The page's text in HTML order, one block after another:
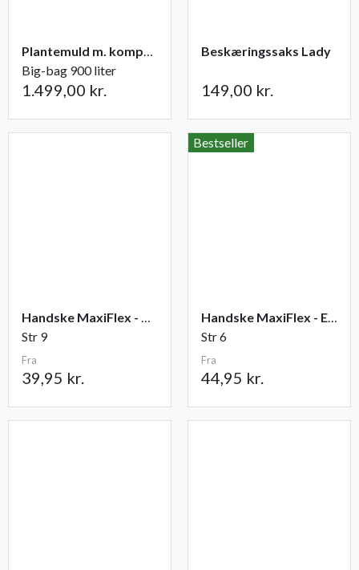
Plantemuld m. kompost fra Champost
Big-bag 900 liter
1.499,00 kr.
Beskæringssaks Lady
149,00 kr.
Handske MaxiFlex - Ultimate
Str 9
Fra
39,95 kr.
Bestseller
Handske MaxiFlex - Endurance
Str 6
Fra
44,95 kr.